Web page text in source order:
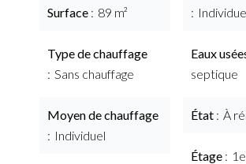
Surface 89 m²
Type de chauffage
Sans chauffage
Moyen de chauffage
Individuel
Eaux
septique
État À
Étage